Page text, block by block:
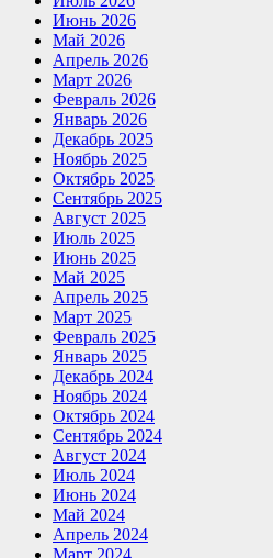
Июнь 2026
Май 2026
Апрель 2026
Март 2026
Февраль 2026
Январь 2026
Декабрь 2025
Ноябрь 2025
Октябрь 2025
Сентябрь 2025
Август 2025
Июль 2025
Июнь 2025
Май 2025
Апрель 2025
Март 2025
Февраль 2025
Январь 2025
Декабрь 2024
Ноябрь 2024
Октябрь 2024
Сентябрь 2024
Август 2024
Июль 2024
Июнь 2024
Май 2024
Апрель 2024